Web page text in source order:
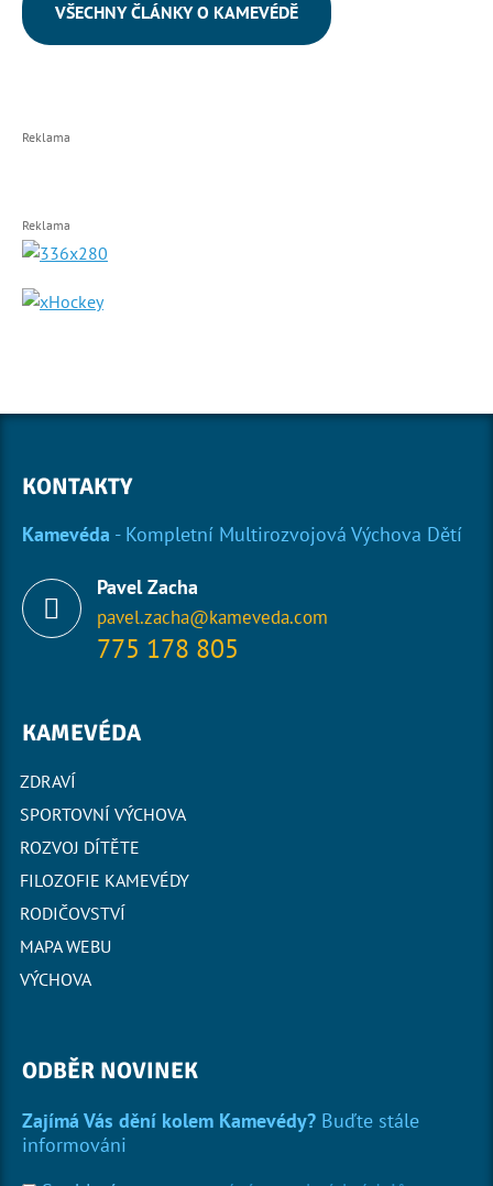
VŠECHNY ČLÁNKY O KAMEVÉDĚ
Reklama
Reklama
KONTAKTY
Kamevéda - Kompletní Multirozvojová Výchova Dětí
Pavel Zacha
pavel.zacha@kameveda.com
775 178 805
KAMEVÉDA
ZDRAVÍ
SPORTOVNÍ VÝCHOVA
ROZVOJ DÍTĚTE
FILOZOFIE KAMEVÉDY
RODIČOVSTVÍ
MAPA WEBU
VÝCHOVA
ODBĚR NOVINEK
Zajímá Vás dění kolem Kamevédy? Buďte stále
informováni